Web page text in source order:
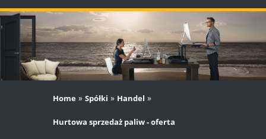
Home » Spółki » Handel »
Hurtowa sprzedaż paliw - oferta